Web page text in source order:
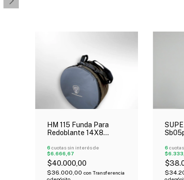
HM 115 Funda Para
Redoblante 14X8
6 cuotas sin interés de
$6.666,67
$40.000,00
$36.000,00 con Transferencia
o depósito
5Mm
6
o